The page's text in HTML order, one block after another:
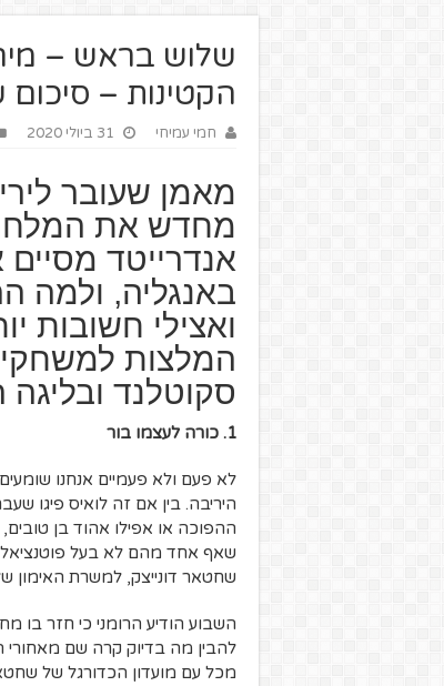
שלוש בראש –
הקטינות – סיכום
חמי עמיחי 31 ביולי 2020
מאמן שעובר
מחדש את
אנדרייטד
באנגליה, ולמה
ואצילי חשובות
המלצות
סקוטלנד ובליגה
1. כורה לעצמו בור
לא פעם ולא פעמיים אנחנו
היריבה. בין אם זה לואיס פיגו
ההפוכה או אפילו אהוד בן
שאף אחד מהם לא בעל
שחטאר דונייצק, למשרת האימון של
השבוע הודיע הרומני כי חזר בו
להבין מה בדיוק קרה שם מאחורי
מכל עם מועדון הכדורגל של